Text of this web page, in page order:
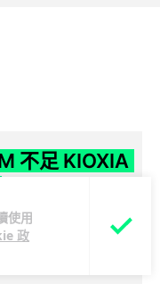
使用
政
不足 KIOXIA
列，結合低延遲快閃記
體轉化為記憶體擴充